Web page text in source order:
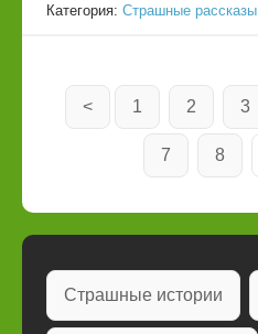
Категория: Страшные рассказы
< 1 2 3
7 8
Страшные истории